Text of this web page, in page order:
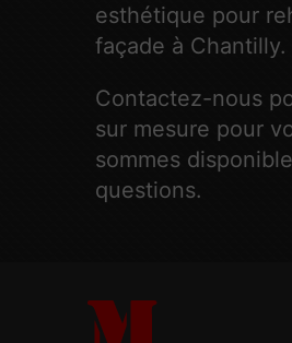
esthétique pour
façade à Chantilly.
Contactez-nous
sur mesure pour
sommes
questions.